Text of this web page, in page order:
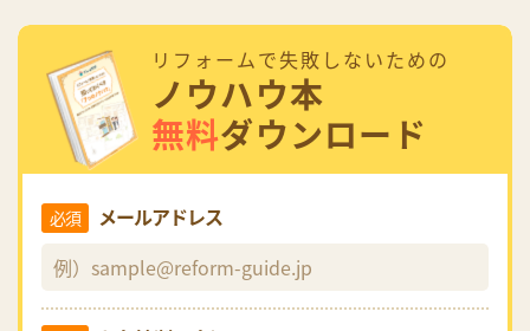
リフォームで失敗しないための
ノウハウ本
無料ダウンロード
必須 メールアドレス